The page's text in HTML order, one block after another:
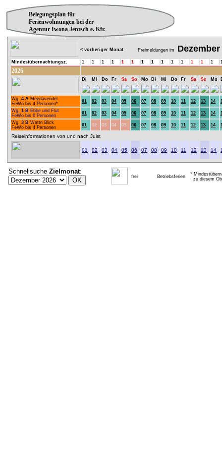
Belegungsplan für
Ferienwohnungen bei der
Agentur Iwona Jentsch e. Kfr.
< vorheriger Monat Freimeldungen im Dezember
Mindestübernachtungsz. 1 1 1 1 1 1 1 1 1 1 1 1 1 1
2026
Di Mi Do Fr Sa So Mo Di Mi Do Fr Sa So Mo
Wg. 4 A Meerlavendel
FeWo bis 4 Personen*
01 02 03 04 05 06 07 08 09 10 11 12 13 14
Wg. 1 B Ebbe und Flut
FeWo bis 6 Personen
01 02 03 04 05 06 07 08 09 10 11 12 13 14
Wg. 3 B Wattn Blick
FeWo bis 4 Personen
01 02 03 04 05 06 07 08 09 10 11 12 13 14
Reiseinformationen von und nach Juist
01 02 03 04 05 06 07 08 09 10 11 12 13 14
Schnellsuche Zielmonat:
frei Betriebsferien
*
zu diesem